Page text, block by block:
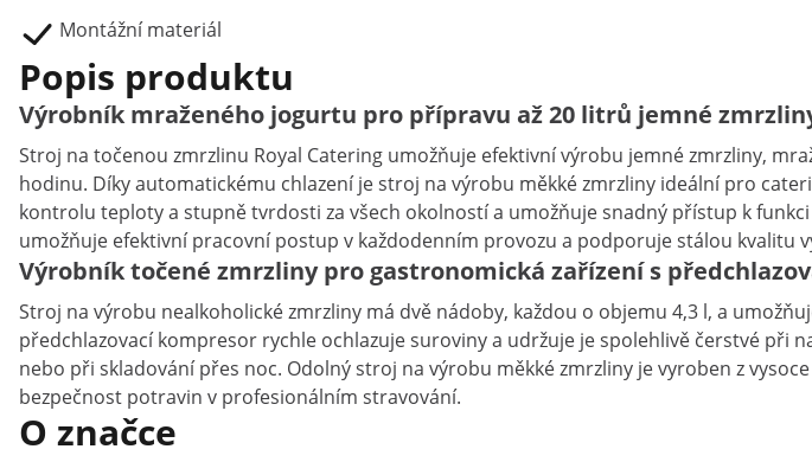
Montážní materiál
Popis produktu
Výrobník mraženého jogurtu pro přípravu až 20 litrů jemné
Stroj na točenou zmrzlinu Royal Catering umožňuje efektivní výrobu jemné zmrzliny,
hodinu. Díky automatickému chlazení je stroj na výrobu měkké zmrzliny ideální pro
kontrolu teploty a stupně tvrdosti za všech okolností a umožňuje snadný přístup k
umožňuje efektivní pracovní postup v každodenním provozu a podporuje stálou kvalitu
Výrobník točené zmrzliny pro gastronomická zařízení s
Stroj na výrobu nealkoholické zmrzliny má dvě nádoby, každou o objemu 4,3 l, a
předchlazovací kompresor rychle ochlazuje suroviny a udržuje je spolehlivě čerstvé při
nebo při skladování přes noc. Odolný stroj na výrobu měkké zmrzliny je vyroben z
bezpečnost potravin v profesionálním stravování.
O značce